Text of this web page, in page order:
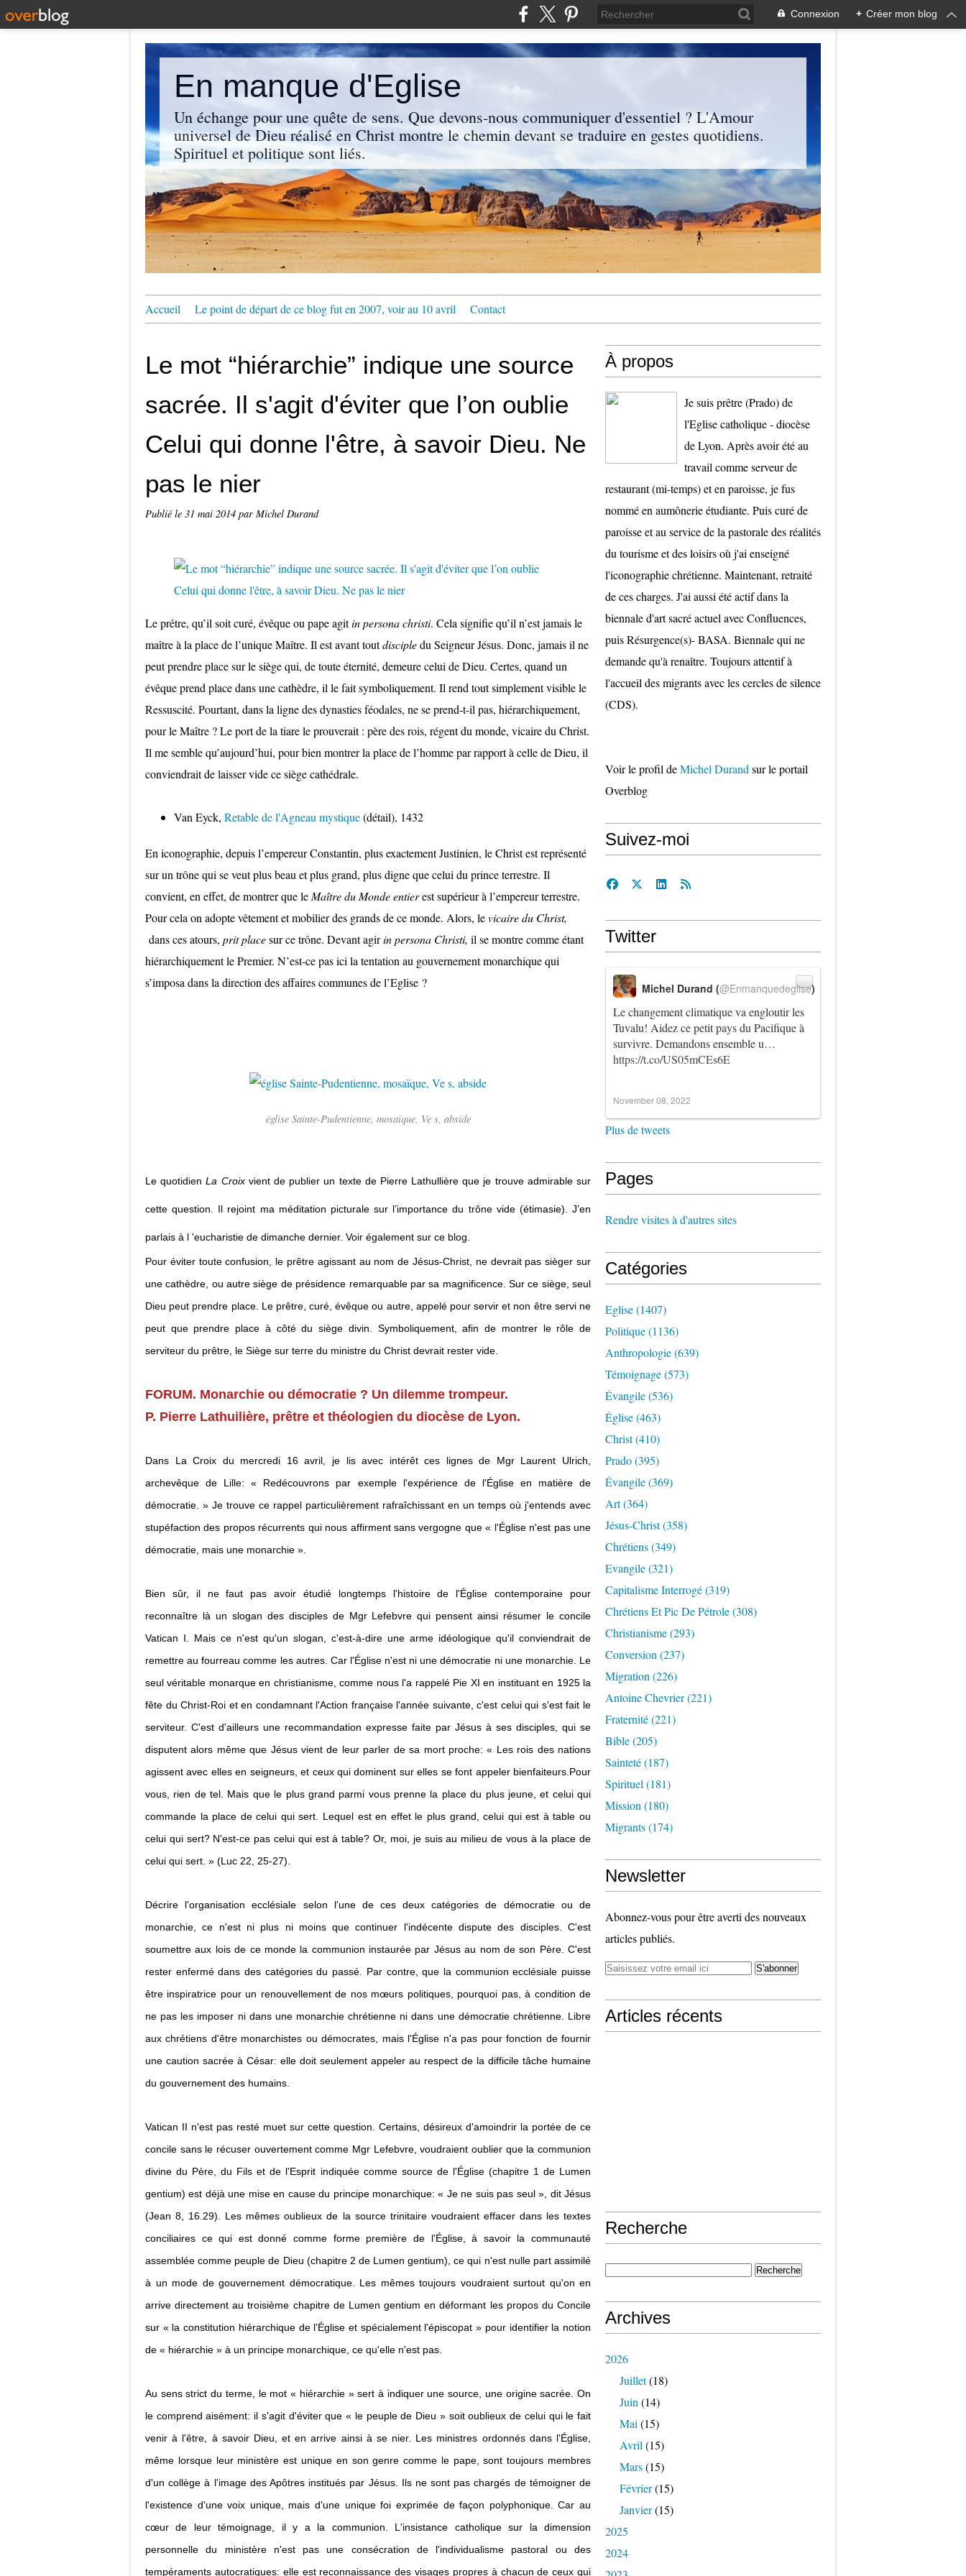
Connexion + Créer mon blog
En manque d'Eglise
Un échange pour une quête de sens. Que devons-nous communiquer d'essentiel ? L'Amour
universel de Dieu réalisé en Christ montre le chemin devant se traduire en gestes quotidiens.
Spirituel et politique sont liés.
Accueil Le point de départ de ce blog fut en 2007, voir au 10 avril Contact
Le mot “hiérarchie” indique une source
sacrée. Il s'agit d'éviter que l’on oublie
Celui qui donne l'être, à savoir Dieu. Ne
pas le nier
Publié le 31 mai 2014 par Michel Durand
Le prêtre, qu’il soit curé, évêque ou pape agitin persona christi. Cela signifie qu’il n’est jamais le
maître à la place de l’unique Maître. Il est avant toutdiscipledu Seigneur Jésus. Donc, jamais il ne
peut prendre place sur le siège qui, de toute éternité, demeure celui de Dieu. Certes, quand un
évêque prend place dans une cathèdre, il le fait symboliquement. Il rend tout simplement visible le
Ressuscité. Pourtant, dans la ligne des dynasties féodales, ne se prend-t-il pas, hiérarchiquement,
pour le Maître ? Le port de la tiare le prouverait : père des rois, régent du monde, vicaire du Christ.
Il me semble qu’aujourd’hui, pour bien montrer la place de l’homme par rapport à celle de Dieu, il
conviendrait de laisser vide ce siège cathédrale.
Van Eyck, Retable de l'Agneau mystique(détail), 1432
En iconographie, depuis l’empereur Constantin, plus exactement Justinien, le Christ est représenté
sur un trône qui se veut plus beau et plus grand, plus digne que celui du prince terrestre. Il
convient, en effet, de montrer que le Maître du Monde entierest supérieur à l’empereur terrestre.
Pour cela on adopte vêtement et mobilier des grands de ce monde. Alors, levicaire du Christ,
dans ces atours, prit placesur ce trône. Devant agirin persona Christi, il se montre comme étant
hiérarchiquement le Premier. N’est-ce pas ici la tentation au gouvernement monarchique qui
s’imposa dans la direction des affaires communes de l’Eglise ?
église Sainte-Pudentienne, mosaïque, Ve s, abside
Le quotidienLa Croix vient de publier un texte de Pierre Lathullière que je trouve admirable sur
cette question. Il rejoint ma méditation picturale sur l’importance du trône vide (étimasie). J’en
parlais à l 'eucharistie de dimanche dernier. Voir également sur ce blog.
Pour éviter toute confusion, le prêtre agissant au nom de Jésus-Christ, ne devrait pas sièger sur
une cathèdre, ou autre siège de présidence remarquable par sa magnificence. Sur ce siège, seul
Dieu peut prendre place. Le prêtre, curé, évêque ou autre, appelé pour servir et non être servi ne
peut que prendre place à côté du siège divin. Symboliquement, afin de montrer le rôle de
serviteur du prêtre, le Siège sur terre du ministre du Christ devrait rester vide.
FORUM. Monarchie ou démocratie ? Un dilemme trompeur.
P. Pierre Lathuilière, prêtre et théologien du diocèse de Lyon.
Dans La Croix du mercredi 16 avril, je lis avec intérêt ces lignes de Mgr Laurent Ulrich,
archevêque de Lille: « Redécouvrons par exemple l'expérience de l'Église en matière de
démocratie. » Je trouve ce rappel particulièrement rafraîchissant en un temps où j'entends avec
stupéfaction des propos récurrents qui nous affirment sans vergogne que « l'Église n'est pas une
démocratie, mais une monarchie ».
Bien sûr, il ne faut pas avoir étudié longtemps l'histoire de l'Église contemporaine pour
reconnaître là un slogan des disciples de Mgr Lefebvre qui pensent ainsi résumer le concile
Vatican I. Mais ce n'est qu'un slogan, c'est-à-dire une arme idéologique qu'il conviendrait de
remettre au fourreau comme les autres. Car l'Église n'est ni une démocratie ni une monarchie. Le
seul véritable monarque en christianisme, comme nous l'a rappelé Pie XI en instituant en 1925 la
fête du Christ-Roi et en condamnant l'Action française l'année suivante, c'est celui qui s'est fait le
serviteur. C'est d'ailleurs une recommandation expresse faite par Jésus à ses disciples, qui se
disputent alors même que Jésus vient de leur parler de sa mort proche: « Les rois des nations
agissent avec elles en seigneurs, et ceux qui dominent sur elles se font appeler bienfaiteurs.Pour
vous, rien de tel. Mais que le plus grand parmi vous prenne la place du plus jeune, et celui qui
commande la place de celui qui sert. Lequel est en effet le plus grand, celui qui est à table ou
celui qui sert? N'est-ce pas celui qui est à table? Or, moi, je suis au milieu de vous à la place de
celui qui sert. » (Luc 22, 25-27).
Décrire l'organisation ecclésiale selon l'une de ces deux catégories de démocratie ou de
monarchie, ce n'est ni plus ni moins que continuer l'indécente dispute des disciples. C'est
soumettre aux lois de ce monde la communion instaurée par Jésus au nom de son Père. C'est
rester enfermé dans des catégories du passé. Par contre, que la communion ecclésiale puisse
être inspiratrice pour un renouvellement de nos mœurs politiques, pourquoi pas, à condition de
ne pas les imposer ni dans une monarchie chrétienne ni dans une démocratie chrétienne. Libre
aux chrétiens d'être monarchistes ou démocrates, mais l'Église n'a pas pour fonction de fournir
une caution sacrée à César: elle doit seulement appeler au respect de la difficile tâche humaine
du gouvernement des humains.
Vatican II n'est pas resté muet sur cette question. Certains, désireux d'amoindrir la portée de ce
concile sans le récuser ouvertement comme Mgr Lefebvre, voudraient oublier que la communion
divine du Père, du Fils et de l'Esprit indiquée comme source de l'Église (chapitre 1 de Lumen
gentium) est déjà une mise en cause du principe monarchique: « Je ne suis pas seul », dit Jésus
(Jean 8, 16.29). Les mêmes oublieux de la source trinitaire voudraient effacer dans les textes
conciliaires ce qui est donné comme forme première de l'Église, à savoir la communauté
assemblée comme peuple de Dieu (chapitre 2 de Lumen gentium), ce qui n'est nulle part assimilé
à un mode de gouvernement démocratique. Les mêmes toujours voudraient surtout qu'on en
arrive directement au troisième chapitre de Lumen gentium en déformant les propos du Concile
sur « la constitution hiérarchique de l'Église et spécialement l'épiscopat » pour identifier la notion
de « hiérarchie » à un principe monarchique, ce qu'elle n'est pas.
Au sens strict du terme, le mot « hiérarchie » sert à indiquer une source, une origine sacrée. On
le comprend aisément: il s'agit d'éviter que « le peuple de Dieu » soit oublieux de celui qui le fait
venir à l'être, à savoir Dieu, et en arrive ainsi à se nier. Les ministres ordonnés dans l'Église,
même lorsque leur ministère est unique en son genre comme le pape, sont toujours membres
d'un collège à l'image des Apôtres institués par Jésus. Ils ne sont pas chargés de témoigner de
l'existence d'une voix unique, mais d'une unique foi exprimée de façon polyphonique. Car au
cœur de leur témoignage, il y a la communion. L'insistance catholique sur la dimension
personnelle du ministère n'est pas une consécration de l'individualisme pastoral ou des
tempéraments autocratiques: elle est reconnaissance des visages propres à chacun de ceux qui
À propos
Je suis prêtre (Prado) de
l'Eglise catholique - diocèse
de Lyon. Après avoir été au
travail comme serveur de
restaurant (mi-temps) et en paroisse, je fus
nommé en aumônerie étudiante. Puis curé de
paroisse et au service de la pastorale des réalités
du tourisme et des loisirs où j'ai enseigné
l'iconographie chrétienne. Maintenant, retraité
de ces charges. J'ai aussi été actif dans la
biennale d'art sacré actuel avec Confluences,
puis Résurgence(s)- BASA. Biennale qui ne
demande qu'à renaître. Toujours attentif à
l'accueil des migrants avec les cercles de silence
(CDS).
Voir le profil deMichel Durand sur le portail
Overblog
Suivez-moi
Twitter
Le changement climatique va engloutir les
Tuvalu! Aidez ce petit pays du Pacifique à
survivre. Demandons ensemble u…
https://t.co/US05mCEs6E
Michel Durand (@Enmanquedeglise)
November 08, 2022
Plus de tweets
Pages
Rendre visites à d'autres sites
Catégories
Eglise(1407)
Politique(1136)
Anthropologie(639)
Témoignage(573)
Évangile(536)
Église(463)
Christ(410)
Prado(395)
Évangile(369)
Art(364)
Jésus-Christ(358)
Chrétiens(349)
Evangile(321)
Capitalisme Interrogé(319)
Chrétiens Et Pic De Pétrole(308)
Christianisme(293)
Conversion (237)
Migration (226)
Antoine Chevrier(221)
Fraternité(221)
Bible(205)
Sainteté(187)
Spirituel (181)
Mission (180)
Migrants(174)
Newsletter
Abonnez-vous pour être averti des nouveaux
articles publiés.
Articles récents
Recherche
Archives
2026
Juillet(18)
Juin (14)
Mai (15)
Avril (15)
Mars(15)
Février(15)
Janvier(15)
2025
2024